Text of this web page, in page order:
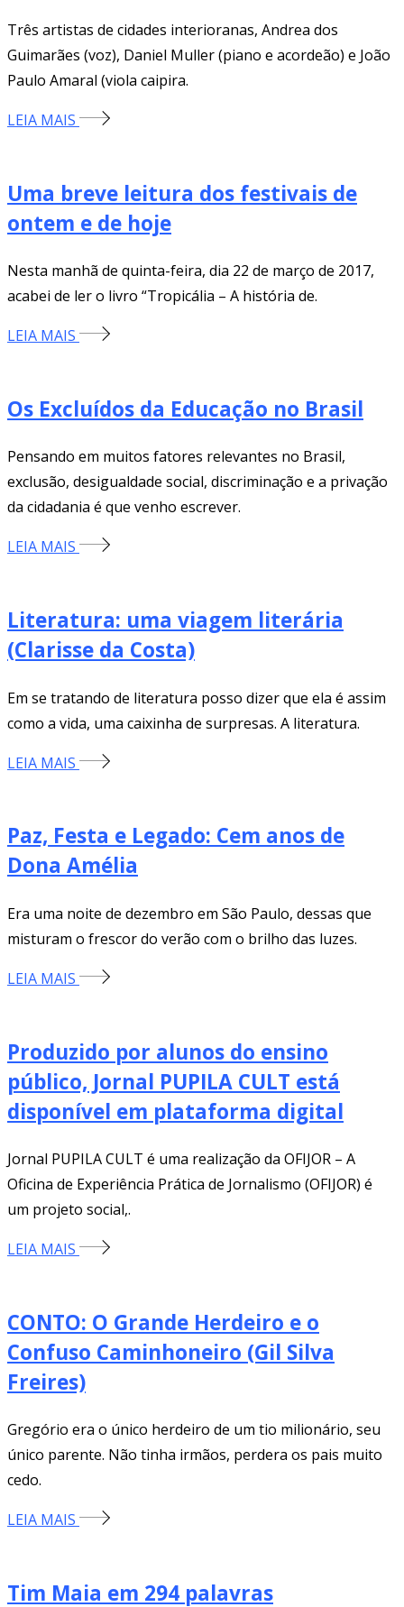
Três artistas de cidades interioranas, Andrea dos
Guimarães (voz), Daniel Muller (piano e acordeão) e João
Paulo Amaral (viola caipira.
LEIA MAIS
Uma breve leitura dos festivais de
ontem e de hoje
Nesta manhã de quinta-feira, dia 22 de março de 2017,
acabei de ler o livro “Tropicália – A história de.
LEIA MAIS
Os Excluídos da Educação no Brasil
Pensando em muitos fatores relevantes no Brasil,
exclusão, desigualdade social, discriminação e a privação
da cidadania é que venho escrever.
LEIA MAIS
Literatura: uma viagem literária
(Clarisse da Costa)
Em se tratando de literatura posso dizer que ela é assim
como a vida, uma caixinha de surpresas. A literatura.
LEIA MAIS
Paz, Festa e Legado: Cem anos de
Dona Amélia
Era uma noite de dezembro em São Paulo, dessas que
misturam o frescor do verão com o brilho das luzes.
LEIA MAIS
Produzido por alunos do ensino
público, Jornal PUPILA CULT está
disponível em plataforma digital
Jornal PUPILA CULT é uma realização da OFIJOR – A
Oficina de Experiência Prática de Jornalismo (OFIJOR) é
um projeto social,.
LEIA MAIS
CONTO: O Grande Herdeiro e o
Confuso Caminhoneiro (Gil Silva
Freires)
Gregório era o único herdeiro de um tio milionário, seu
único parente. Não tinha irmãos, perdera os pais muito
cedo.
LEIA MAIS
Tim Maia em 294 palavras